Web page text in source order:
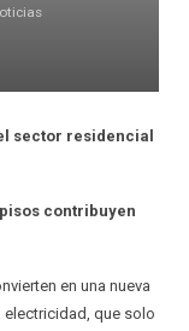
sector residencial
contribuyen
en una nueva
electricidad, que solo